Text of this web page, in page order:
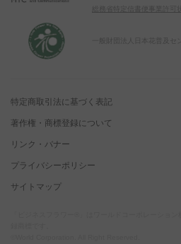
総務省特定信書便事業許可状
特定商取引法に基づく表記
著作権・商標登録について
リンク・バナー
プライバシーポリシー
サイトマップ